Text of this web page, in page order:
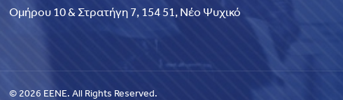
Ομήρου 10 & Στρατήγη 7, 154 51, Νέο Ψυχικό
© 2026 EENE. All Rights Reserved.